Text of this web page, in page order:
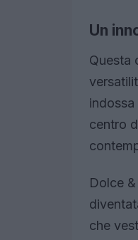
Un
Questa
centro
Dolce
che